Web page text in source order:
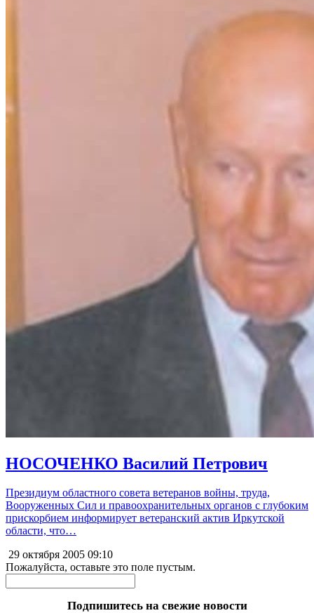
НОСОЧЕНКО Василий Петрович
Президиум областного совета ветеранов войны, труда,
Вооруженных Сил и правоохранительных органов с глубоким
прискорбием информирует ветеранский актив Иркутской
области, что…
29 октября 2005 09:10
Пожалуйста, оставьте это поле пустым.
Подпишитесь на свежие новости